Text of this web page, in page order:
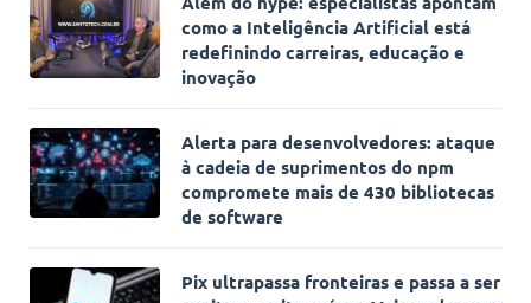
como a Inteligência Artificial está
redefinindo carreiras, educação e
inovação
Alerta para desenvolvedores: ataque
à cadeia de suprimentos do npm
compromete mais de 430 bibliotecas
de software
Pix ultrapassa fronteiras e passa a ser